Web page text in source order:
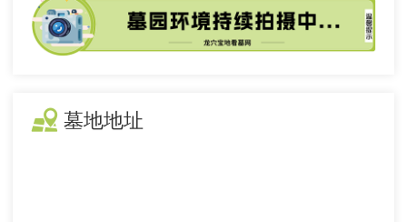
墓地地址